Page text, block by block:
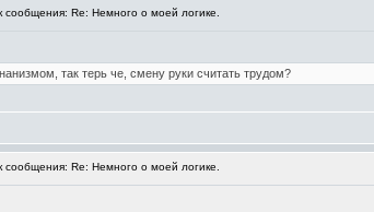
сообщения: Re: Немного о моей логике.
так терь че, смену руки считать трудом?
сообщения: Re: Немного о моей логике.